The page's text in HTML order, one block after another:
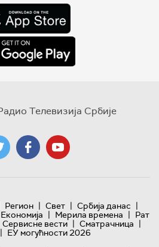
Телевизија Србије
Регион | Свет | Србија данас |
Економија | Мерила времена | Рат
Сервисне вести | Сматрачница |
| ЕУ могућности 2026